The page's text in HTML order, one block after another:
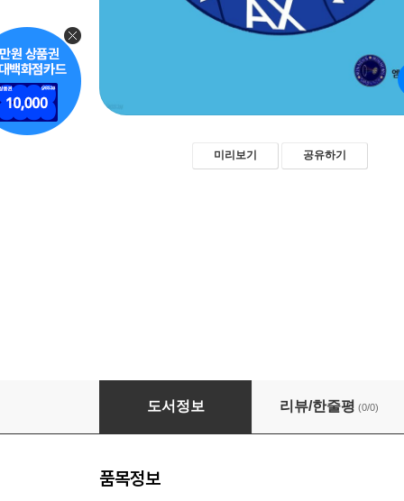
미리보기 공유하기
기업문화 대전환 - 농심그룹
도서정보 리뷰/한줄평 (0/0)
품목정보